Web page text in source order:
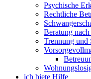
Psychische
Rechtliche
Beratung
Trennung und
ich biete Hilfe